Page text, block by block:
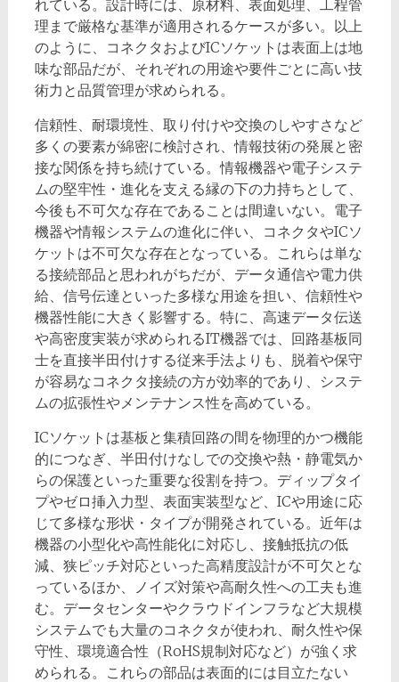
れている。設計時には、原材料、表面処理、工程管
理まで厳格な基準が適用されるケースが多い。以上
のように、コネクタおよびICソケットは表面上は地
味な部品だが、それぞれの用途や要件ごとに高い技
術力と品質管理が求められる。
信頼性、耐環境性、取り付けや交換のしやすさなど
多くの要素が綿密に検討され、情報技術の発展と密
接な関係を持ち続けている。情報機器や電子システ
ムの堅牢性・進化を支える縁の下の力持ちとして、
今後も不可欠な存在であることは間違いない。電子
機器や情報システムの進化に伴い、コネクタやICソ
ケットは不可欠な存在となっている。これらは単な
る接続部品と思われがちだが、データ通信や電力供
給、信号伝達といった多様な用途を担い、信頼性や
機器性能に大きく影響する。特に、高速データ伝送
や高密度実装が求められるIT機器では、回路基板同
士を直接半田付けする従来手法よりも、脱着や保守
が容易なコネクタ接続の方が効率的であり、システ
ムの拡張性やメンテナンス性を高めている。
ICソケットは基板と集積回路の間を物理的かつ機能
的につなぎ、半田付けなしでの交換や熱・静電気か
らの保護といった重要な役割を持つ。ディップタイ
プやゼロ挿入力型、表面実装型など、ICや用途に応
じて多様な形状・タイプが開発されている。近年は
機器の小型化や高性能化に対応し、接触抵抗の低
減、狭ピッチ対応といった高精度設計が不可欠とな
っているほか、ノイズ対策や高耐久性への工夫も進
む。データセンターやクラウドインフラなど大規模
システムでも大量のコネクタが使われ、耐久性や保
守性、環境適合性（RoHS規制対応など）が強く求
められる。これらの部品は表面的には目立たない